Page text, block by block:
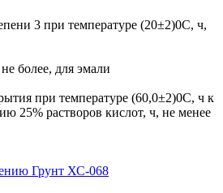
3 при температуре (20±2)0С, ч,
более, для эмали
при температуре (60,0±2)0С, ч к
25% растворов кислот, ч, не менее
Грунт ХС-068